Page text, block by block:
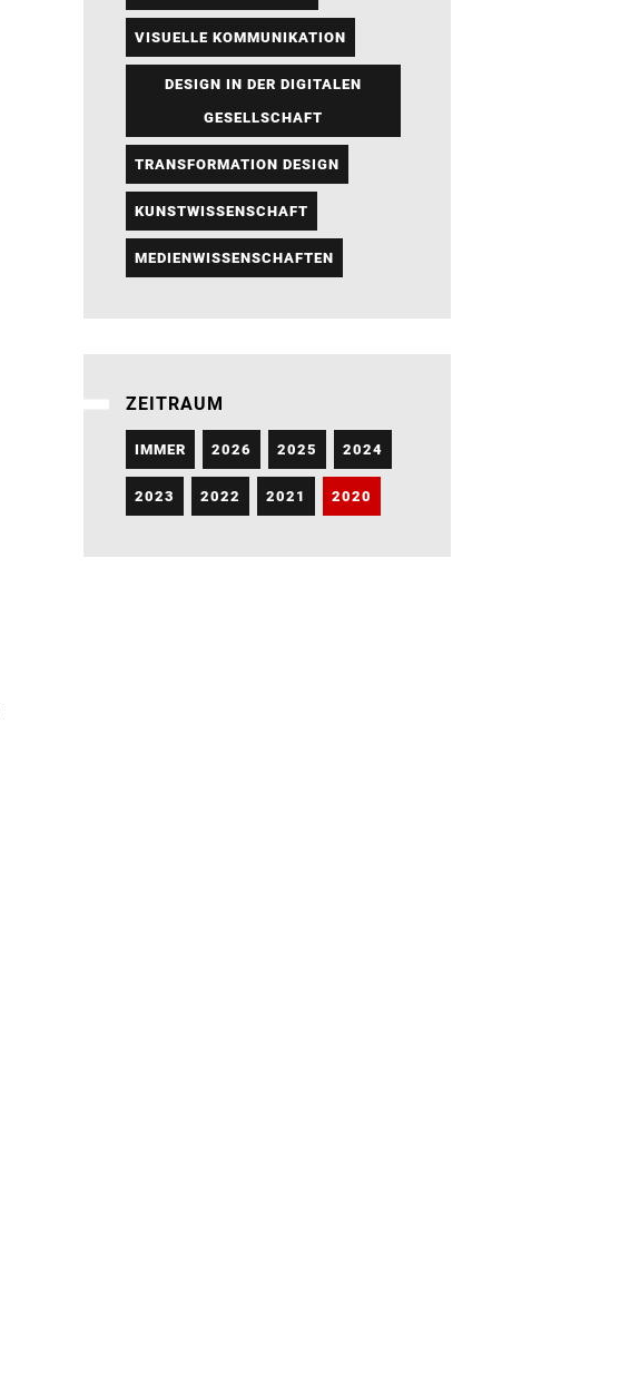
VISUELLE KOMMUNIKATION
DESIGN IN DER DIGITALEN
GESELLSCHAFT
TRANSFORMATION DESIGN
KUNSTWISSENSCHAFT
MEDIENWISSENSCHAFTEN
ZEITRAUM
IMMER 2026 2025 2024
2023 2022 2021 2020